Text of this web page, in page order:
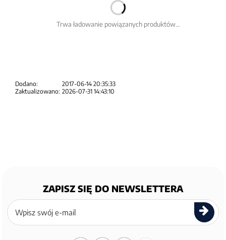
Trwa ładowanie powiązanych produktów...
Dodano:
2017-06-14 20:35:33
Zaktualizowano: 2026-07-31 14:43:10
ZAPISZ SIĘ DO NEWSLETTERA
Zapisz
się
newslettera